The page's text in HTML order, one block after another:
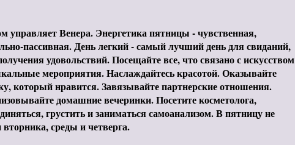
управляет Венера. Энергетика пятницы - чувственная,
пассивная. День легкий - самый лучший день для свиданий,
удовольствий. Посещайте все, что связано с искусством
мероприятия. Наслаждайтесь красотой. Оказывайте
который нравится. Завязывайте партнерские отношения.
домашние вечеринки. Посетите косметолога,
грустить и заниматься самоанализом. В пятницу не
среды и четверга.